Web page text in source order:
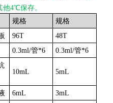
4℃保存。
规格
规格
96T
48T
0.3ml/管*6 0.3ml/管*6
10mL 5mL
6mL
3mL